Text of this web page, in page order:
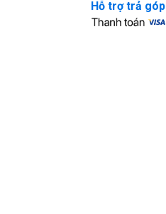
Hỗ trợ trả góp